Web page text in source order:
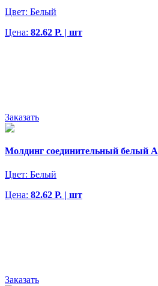
Цвет: Белый
Цена: 82.62 Р. | шт
Заказать
Молдинг соединительный белый А
Цвет: Белый
Цена: 82.62 Р. | шт
Заказать